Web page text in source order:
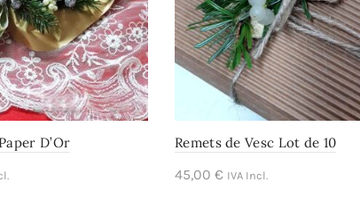
D’Or
Remets de Vesc Lot de 10
45,00 € IVA Incl.